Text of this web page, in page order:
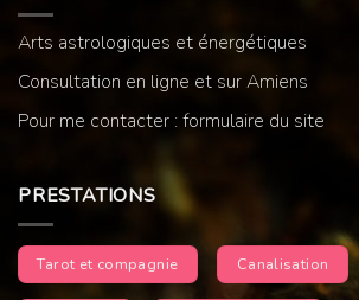
Arts astrologiques et énergétiques
Consultation en ligne et sur Amiens
Pour me contacter : formulaire du site
PRESTATIONS
Tarot et compagnie Canalisation